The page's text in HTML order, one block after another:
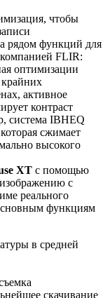
чтобы
рядом функций для
FLIR:
оптимизации
крайних
активное
контраст
система IBHEQ
сжимает
высокого
XT с помощью
с
реального
функциям
в средней
скачивание